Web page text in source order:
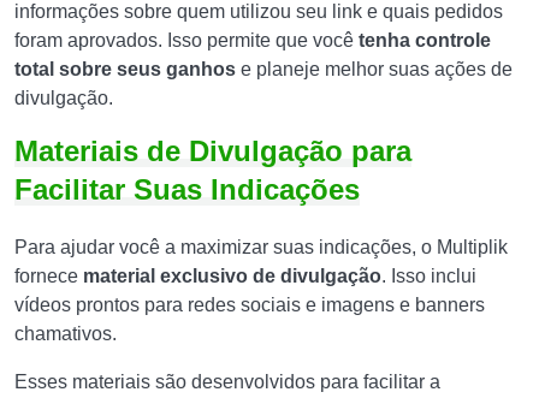
informações sobre quem utilizou seu link e quais pedidos
foram aprovados. Isso permite que você tenha controle
total sobre seus ganhos e planeje melhor suas ações de
divulgação.
Materiais de Divulgação para
Facilitar Suas Indicações
Para ajudar você a maximizar suas indicações, o Multiplik
fornece material exclusivo de divulgação. Isso inclui
vídeos prontos para redes sociais e imagens e banners
chamativos.
Esses materiais são desenvolvidos para facilitar a